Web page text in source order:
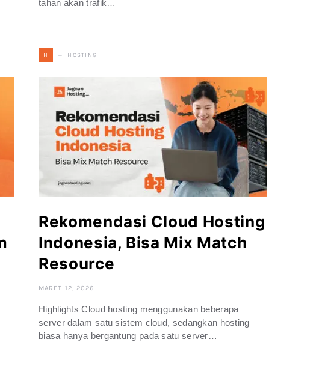
tahan akan trafik…
H HOSTING
Rekomendasi Cloud Hosting
Indonesia, Bisa Mix Match
Resource
MARET 12, 2026
Highlights Cloud hosting menggunakan beberapa
server dalam satu sistem cloud, sedangkan hosting
biasa hanya bergantung pada satu server…